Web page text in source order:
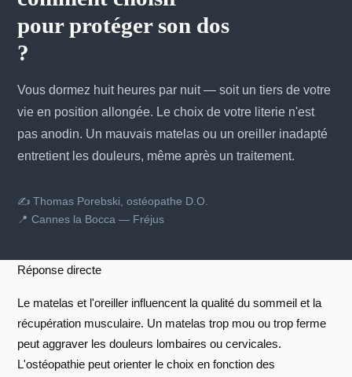
pour protéger son dos
?
Vous dormez huit heures par nuit — soit un tiers de votre
vie en position allongée. Le choix de votre literie n'est
pas anodin. Un mauvais matelas ou un oreiller inadapté
entretient les douleurs, même après un traitement.
✍ Thomas Porebski, ostéopathe D.O.
📍 Cannes la Bocca — Fréjus
Réponse directe
Le matelas et l'oreiller influencent la qualité du sommeil et la
récupération musculaire. Un matelas trop mou ou trop ferme
peut aggraver les douleurs lombaires ou cervicales.
L'ostéopathie peut orienter le choix en fonction des